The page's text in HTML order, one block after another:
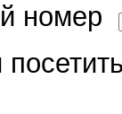
номер